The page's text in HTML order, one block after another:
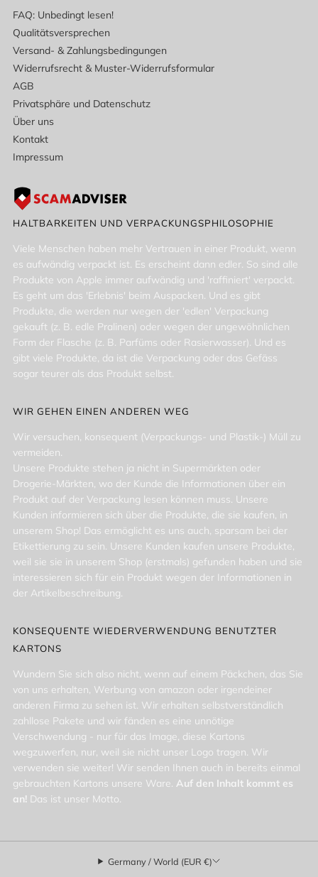
FAQ: Unbedingt lesen!
Qualitätsversprechen
Versand- & Zahlungsbedingungen
Widerrufsrecht & Muster-Widerrufsformular
AGB
Privatsphäre und Datenschutz
Über uns
Kontakt
Impressum
HALTBARKEITEN UND VERPACKUNGSPHILOSOPHIE
Viele Menschen haben mehr Vertrauen in einer Produkt, wenn
es aufwändig verpackt ist. Es erscheint dann edler. So sind alle
Produkte von Apple immer aufwändig und 'raffiniert' verpackt.
Es geht um das 'Erlebnis' beim Auspacken. Und es gibt
Produkte, die werden nur wegen der 'edlen' Verpackung
gekauft (z. B. edle Pralinen) oder wegen der ungewöhnlichen
Form der Flasche (z. B. Parfüms oder Rasierwasser). Und es
gibt viele Produkte, da ist die Verpackung oder das Gefäss
sogar teurer als das Produkt selbst.
WIR GEHEN EINEN ANDEREN WEG
Wir versuchen, konsequent (Verpackungs- und Plastik-) Müll zu
vermeiden.
Unsere Produkte stehen ja nicht in Supermärkten oder
Drogerie-Märkten, wo der Kunde die Informationen über ein
Produkt auf der Verpackung lesen können muss. Unsere
Kunden informieren sich über die Produkte, die sie kaufen, in
unserem Shop! Das ermöglicht es uns auch, sparsam bei der
Etikettierung zu sein. Unsere Kunden kaufen unsere Produkte,
weil sie sie in unserem Shop (erstmals) gefunden haben und sie
interessieren sich für ein Produkt wegen der Informationen in
der Artikelbeschreibung.
KONSEQUENTE WIEDERVERWENDUNG BENUTZTER
KARTONS
Wundern Sie sich also nicht, wenn auf einem Päckchen, das Sie
von uns erhalten, Werbung von amazon oder irgendeiner
anderen Firma zu sehen ist. Wir erhalten selbstverständlich
zahllose Pakete und wir fänden es eine unnötige
Verschwendung - nur für das Image, diese Kartons
wegzuwerfen, nur, weil sie nicht unser Logo tragen. Wir
verwenden sie weiter! Wir senden Ihnen auch in bereits einmal
gebrauchten Kartons unsere Ware. Auf den Inhalt kommt es
an! Das ist unser Motto.
Germany / World (EUR €)